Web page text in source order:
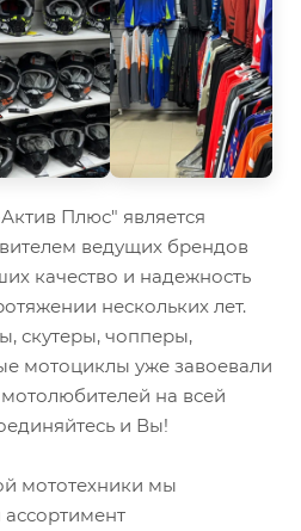
Плюс" является
ведущих брендов
качество и надежность
нескольких лет.
скутеры, чопперы,
мотоциклы уже завоевали
на всей
и Вы!
мототехники мы